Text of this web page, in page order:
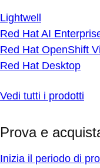
Lightwell
Red Hat AI
Red Hat OpenShift
Red Hat Desktop
Vedi tutti i prodotti
Prova e
Inizia il periodo di